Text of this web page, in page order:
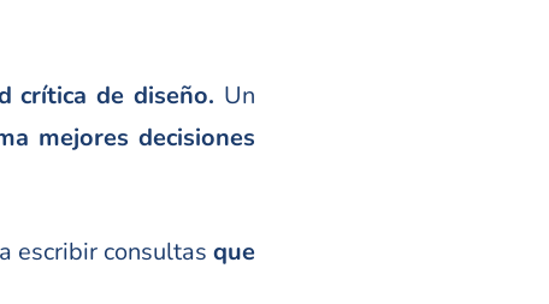
crítica de diseño. Un
mejores decisiones
escribir consultas que